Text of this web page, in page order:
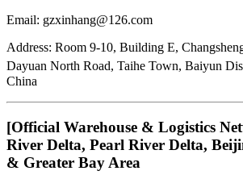
Email: gzxinhang@126.com
Address: Room 9-10, Building E,
Dayuan North Road, Taihe Town, Baiyun
China
[Official Warehouse & Logistics
River Delta, Pearl River Delta,
& Greater Bay Area